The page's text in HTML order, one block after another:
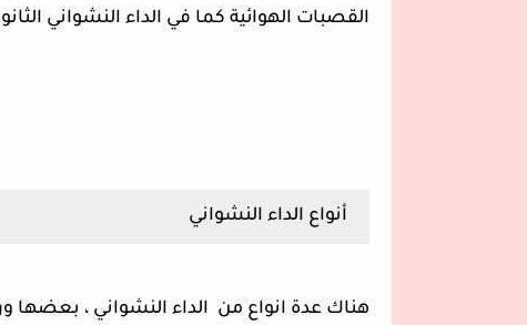
القصبات الهوائية كما في الداء النشواني
أنواع الداء النشواني
هناك عدة انواع من الداء النشواني ، بعضها